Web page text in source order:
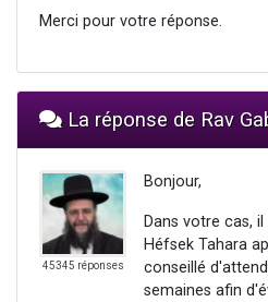
Merci pour votre réponse.
La réponse de Rav
45345 réponses
Bonjour,
Dans votre cas,
Héfsek Tahara
conseillé
semaines afin